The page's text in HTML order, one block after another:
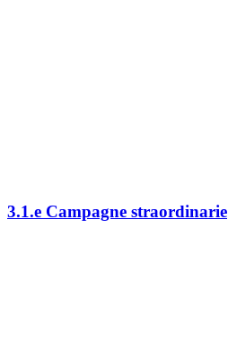
3.1.e Campagne straordinarie